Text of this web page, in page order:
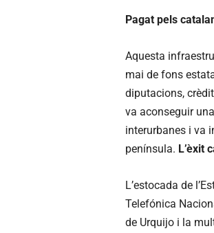
Pagat pels
Aquesta
mai de fons
diputacions,
va aconseguir
interurbanes i va
península. L’èxit
L’estocada de
Telefónica
de Urquijo i la